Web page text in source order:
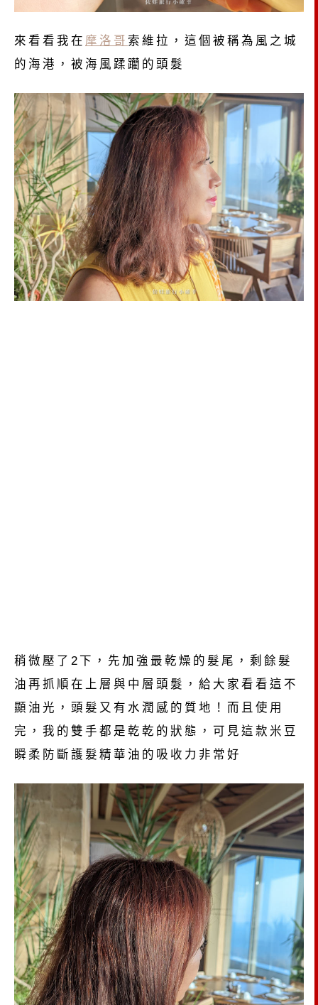
來看看我在 摩洛哥 索維拉，這個被稱為風之城
的海港，被海風蹂躪的頭髮
稍微壓了2下，先加強最乾燥的髮尾，剩餘髮
油再抓順在上層與中層頭髮，給大家看看這不
顯油光，頭髮又有水潤感的質地！而且使用
完，我的雙手都是乾乾的狀態，可見這款米豆
瞬柔防斷護髮精華油的吸收力非常好